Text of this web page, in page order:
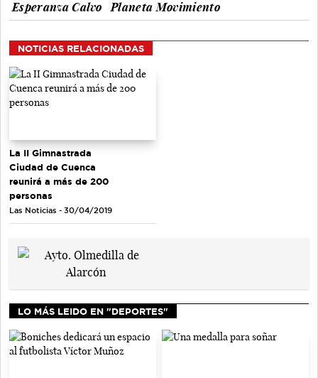
Esperanza Calvo Planeta Movimiento
NOTICIAS RELACIONADAS
La II Gimnastrada
Ciudad de Cuenca
reunirá a más de 200
personas
Las Noticias - 30/04/2019
LO MÁS LEIDO EN "DEPORTES"